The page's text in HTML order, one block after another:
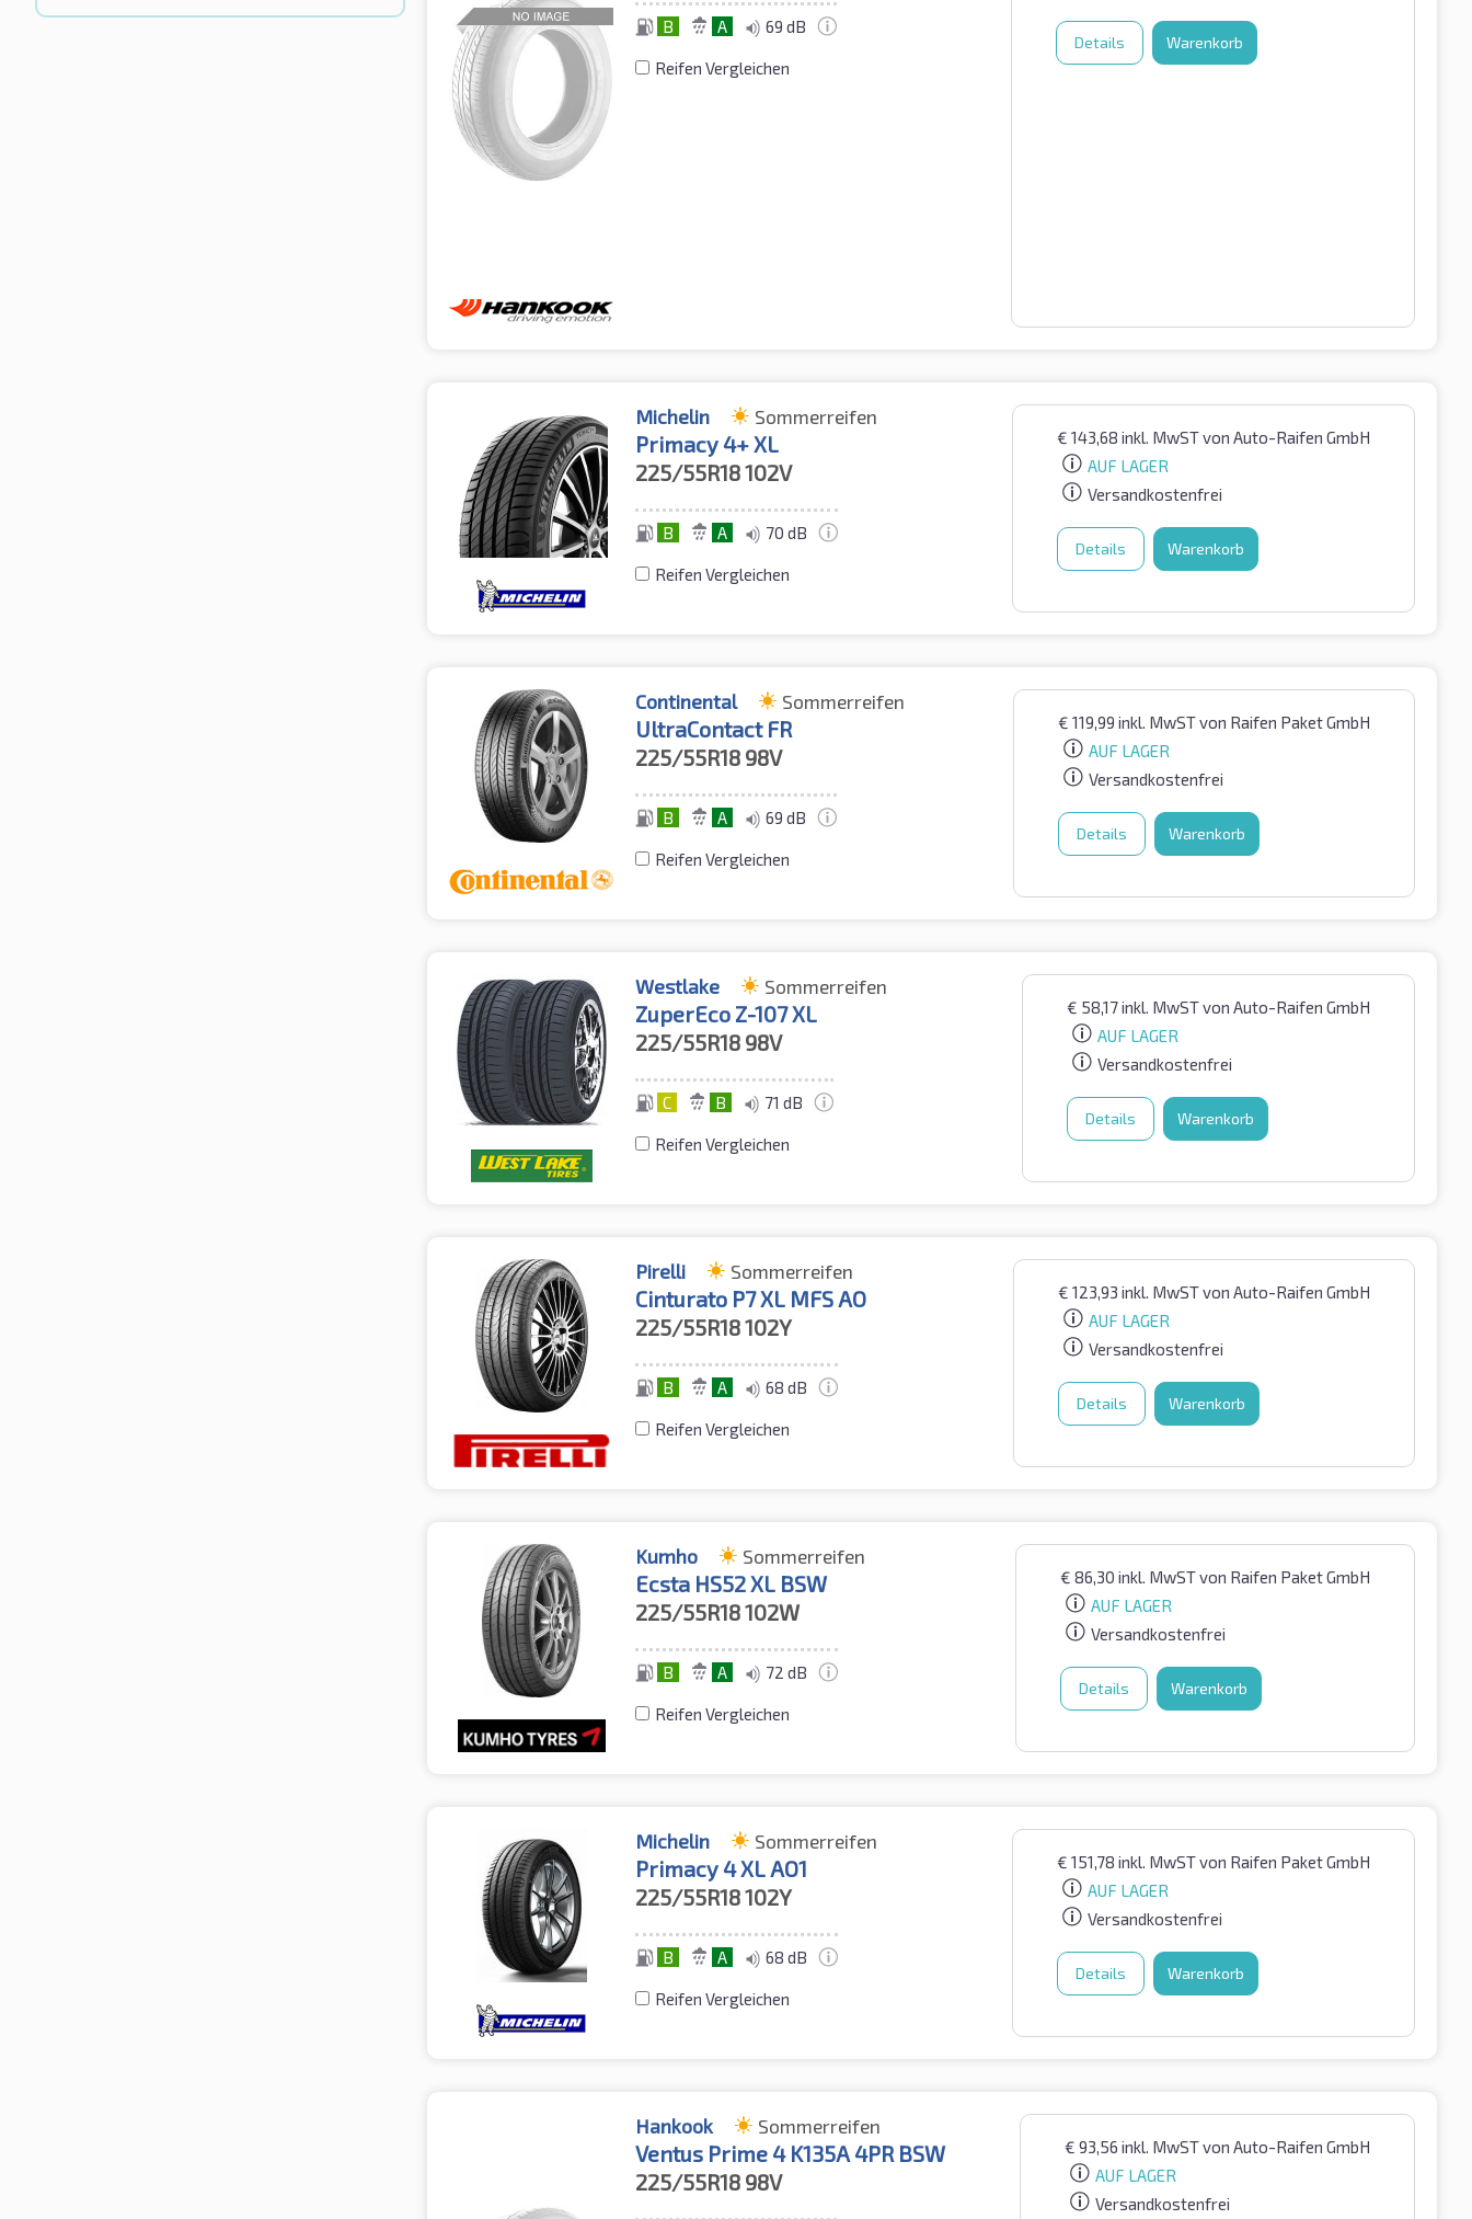
B A 69 dB
Reifen Vergleichen
Details Warenkorb
Michelin Sommerreifen
Primacy 4+ XL
225/55R18102V
B A 70 dB
Reifen Vergleichen
€ 143,68 inkl. MwSTvon Auto-Raifen GmbH
AUF LAGER
Versandkostenfrei
Details Warenkorb
Continental Sommerreifen
UltraContact FR
225/55R18 98V
B A 69 dB
Reifen Vergleichen
€ 119,99 inkl. MwSTvon Raifen Paket GmbH
AUF LAGER
Versandkostenfrei
Details Warenkorb
Westlake Sommerreifen
ZuperEco Z-107 XL
225/55R18 98V
C B 71 dB
Reifen Vergleichen
€ 58,17inkl. MwSTvon Auto-Raifen GmbH
AUF LAGER
Versandkostenfrei
Details Warenkorb
Pirelli Sommerreifen
Cinturato P7 XL MFS AO
225/55R18102Y
B A 68 dB
Reifen Vergleichen
€ 123,93 inkl. MwSTvon Auto-Raifen GmbH
AUF LAGER
Versandkostenfrei
Details Warenkorb
Kumho Sommerreifen
Ecsta HS52 XL BSW
225/55R18102W
B A 72 dB
Reifen Vergleichen
€ 86,30 inkl. MwSTvon Raifen Paket GmbH
AUF LAGER
Versandkostenfrei
Details Warenkorb
Michelin Sommerreifen
Primacy 4 XL AO1
225/55R18102Y
B A 68 dB
Reifen Vergleichen
€ 151,78 inkl. MwSTvon Raifen Paket GmbH
AUF LAGER
Versandkostenfrei
Details Warenkorb
Hankook Sommerreifen
Ventus Prime 4 K135A 4PR BSW
225/55R18 98V
€ 93,56 inkl. MwSTvon Auto-Raifen GmbH
AUF LAGER
Versandkostenfrei